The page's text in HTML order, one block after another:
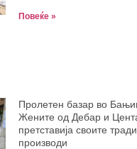
Повеќе »
Пролетен базар во
Жените од Дебар и
претставија своите
производи